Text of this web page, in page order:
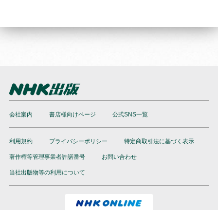
会社案内 書店様向けページ 公式SNS一覧
利用規約 プライバシーポリシー 特定商取引法に基づく表示
著作権等管理事業者許諾番号 お問い合わせ
当社出版物等の利用について